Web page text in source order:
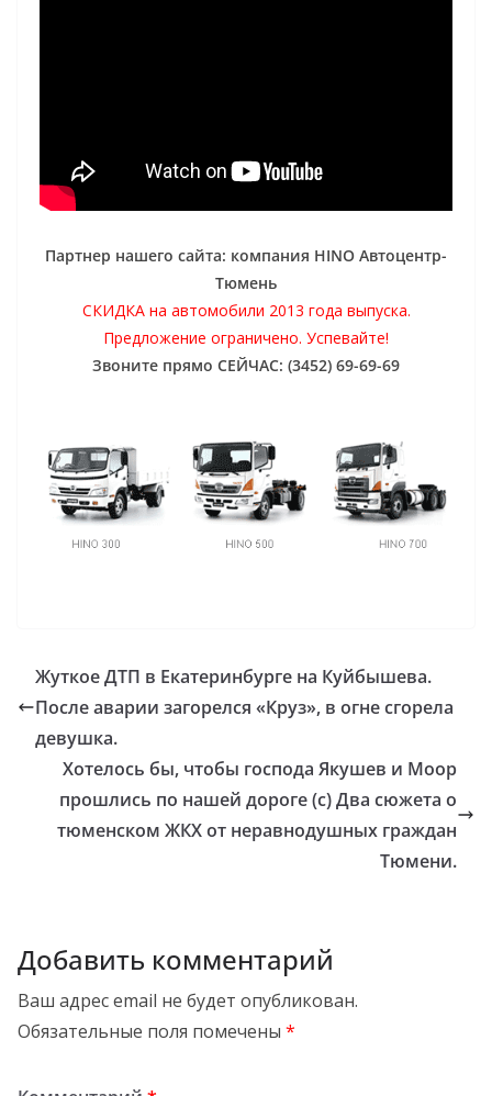
Партнер нашего сайта: компания HINO Автоцентр-
Тюмень
СКИДКА на автомобили 2013 года выпуска.
Предложение ограничено. Успевайте!
Звоните прямо СЕЙЧАС: (3452) 69-69-69
Жуткое ДТП в Екатеринбурге на Куйбышева.
После аварии загорелся «Круз», в огне сгорела
девушка.
Хотелось бы, чтобы господа Якушев и Моор
прошлись по нашей дороге (с) Два сюжета о
тюменском ЖКХ от неравнодушных граждан
Тюмени.
Добавить комментарий
Ваш адрес email не будет опубликован.
Обязательные поля помечены *